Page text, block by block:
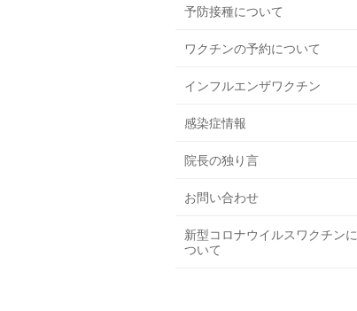
予防接種について
ワクチンの予約について
インフルエンザワクチン
感染症情報
院長の独り言
お問い合わせ
新型コロナウイルスワクチンに
ついて